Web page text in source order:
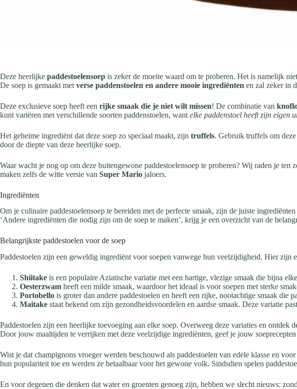
Deze heerlijke paddestoelensoep is zeker de moeite waard om te proberen. Het is namelijk
De soep is gemaakt met verse paddenstoelen en andere mooie ingrediënten en zal zeker in
Deze exclusieve soep heeft een rijke smaak die je niet wilt missen! De combinatie van
kunt variëren met verschillende soorten paddenstoelen, want elke paddenstoel heeft zijn eigen
Het geheime ingrediënt dat deze soep zo speciaal maakt, zijn truffels. Gebruik truffels om
door de diepte van deze heerlijke soep.
Waar wacht je nog op om deze buitengewone paddestoelensoep te proberen? Wij raden je
maken zelfs de witte versie van Super Mario jaloers.
Ingrediënten
Om je culinaire paddestoelensoep te bereiden met de perfecte smaak, zijn de juiste
‘Andere ingrediënten die nodig zijn om de soep te maken’, krijg je een overzicht van de
Belangrijkste paddestoelen voor de soep
Paddestoelen zijn een geweldig ingrediënt voor soepen vanwege hun veelzijdigheid. Hier zijn
Shiitake is een populaire Aziatische variatie met een hartige, vlezige smaak die bijna
Oesterzwam heeft een milde smaak, waardoor het ideaal is voor soepen met sterke
Portobello is groter dan andere paddestoelen en heeft een rijke, nootachtige smaak die
Maitake staat bekend om zijn gezondheidsvoordelen en aardse smaak. Deze variatie
Paddestoelen zijn een heerlijke toevoeging aan elke soep. Overweeg deze variaties en
Door jouw maaltijden te verrijken met deze veelzijdige ingrediënten, geef je jouw
Wist je dat champignons vroeger werden beschouwd als paddestoelen van edele klasse en
hun populariteit toe en werden ze betaalbaar voor het gewone volk. Sindsdien spelen
En voor degenen die denken dat water en groenten genoeg zijn, hebben we slecht nieuws: